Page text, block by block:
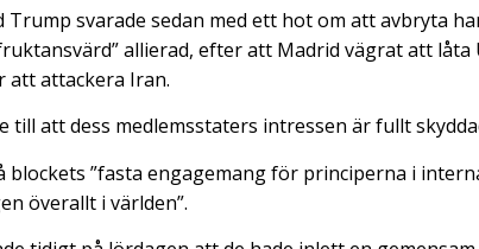
Trump svarade sedan med ett hot om att avbryta
allierad, efter att Madrid vägrat att låta
att attackera Iran.
till att dess medlemsstaters intressen är fullt
blockets ”fasta engagemang för principerna i
överallt i världen”.